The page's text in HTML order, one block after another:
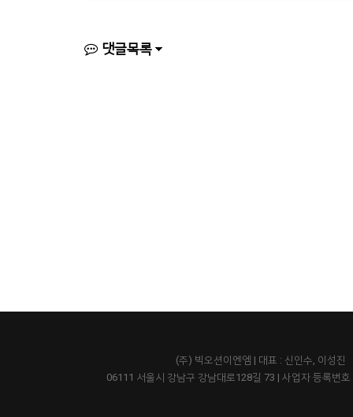
댓글목록
(주) 빅오션이엔엠 | 대표 : 신인수, 이성진
06111 서울시 강남구 강남대로128길 73 | 사업자 등록번